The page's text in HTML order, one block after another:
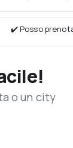
✔️ Posso
o un city